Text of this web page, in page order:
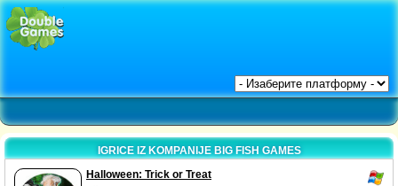
IGRICE IZ KOMPANIJE BIG FISH GAMES
Halloween: Trick or Treat